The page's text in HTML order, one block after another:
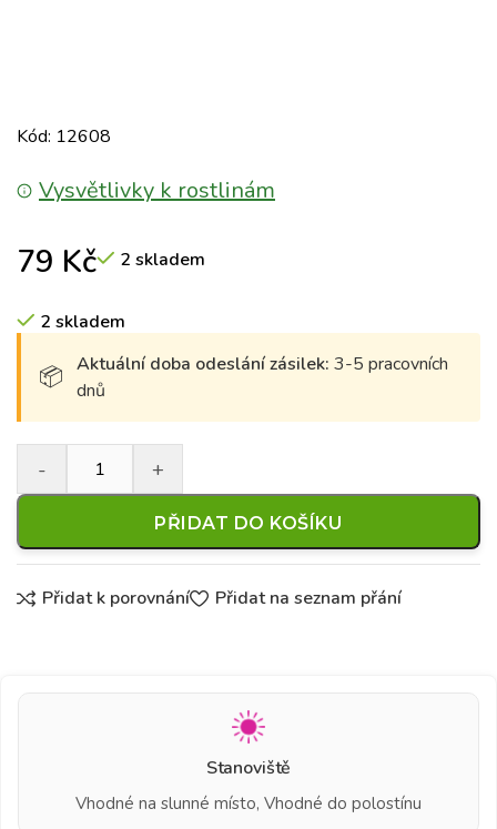
Kód: 12608
Vysvětlivky k rostlinám
79 Kč 2 skladem
2 skladem
Aktuální doba odeslání zásilek: 3-5 pracovních
dnů
PŘIDAT DO KOŠÍKU
Přidat k porovnání Přidat na seznam přání
Stanoviště
Vhodné na slunné místo, Vhodné do polostínu